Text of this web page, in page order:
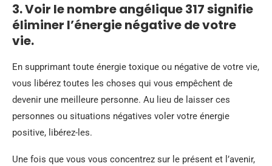
3. Voir le nombre angélique 317 signifie
éliminer l’énergie négative de votre
vie.
En supprimant toute énergie toxique ou négative de votre vie,
vous libérez toutes les choses qui vous empêchent de
devenir une meilleure personne. Au lieu de laisser ces
personnes ou situations négatives voler votre énergie
positive, libérez-les.
Une fois que vous vous concentrez sur le présent et l’avenir,